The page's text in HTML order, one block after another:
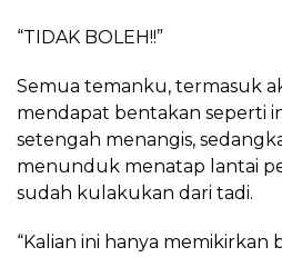
“TIDAK BOLEH!!”
Semua temanku, termasuk
mendapat bentakan seperti
setengah menangis,
menunduk menatap lantai
sudah kulakukan dari tadi.
“Kalian ini hanya memikirkan